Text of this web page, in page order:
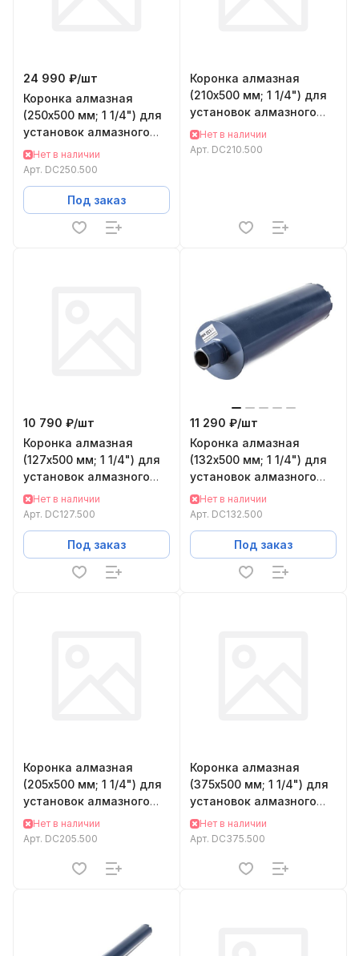
24 990 ₽/шт
Коронка алмазная
(250х500 мм; 1 1/4") для
установок алмазного
бурения KEOS DC250.500
Нет в наличии
Арт. DC250.500
Под заказ
Коронка алмазная
(210х500 мм; 1 1/4") для
установок алмазного
бурения KEOS DC210.500
Нет в наличии
Арт. DC210.500
10 790 ₽/шт
Коронка алмазная
(127х500 мм; 1 1/4") для
установок алмазного
бурения KEOS DC127.500
Нет в наличии
Арт. DC127.500
Под заказ
11 290 ₽/шт
Коронка алмазная
(132х500 мм; 1 1/4") для
установок алмазного
бурения KEOS DC132.500
Нет в наличии
Арт. DC132.500
Под заказ
Коронка алмазная
(205х500 мм; 1 1/4") для
установок алмазного
бурения KEOS DC205.500
Нет в наличии
Арт. DC205.500
Коронка алмазная
(375х500 мм; 1 1/4") для
установок алмазного
бурения KEOS DC375.500
Нет в наличии
Арт. DC375.500